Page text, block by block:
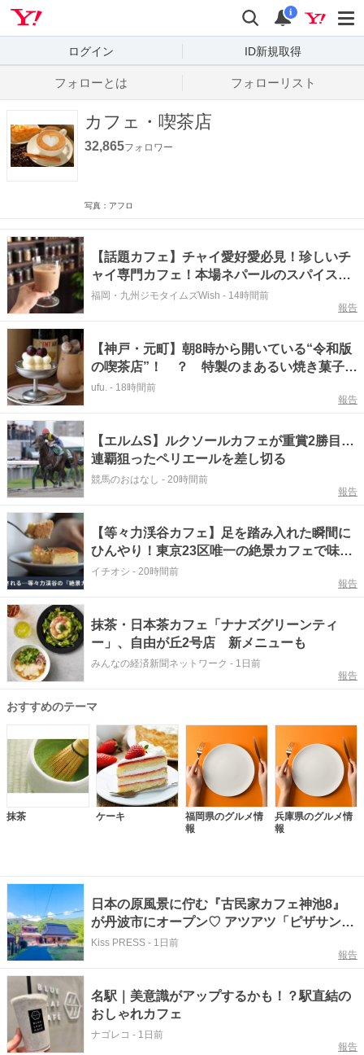
検索
通知
i
ログイン ID新規取得
フォローとは フォローリスト
カフェ・喫茶店
32,865フォロワー
写真：アフロ
【話題カフェ】チャイ愛好愛必見！珍しいチ
ャイ専門カフェ！本場ネパールのスパイスが
香る『THE AU』がリニューアルオープン
福岡・九州ジモタイムズWish - 14時間前
報告
【神戸・元町】朝8時から開いている“令和版
の喫茶店”！ ？ 特製のまあるい焼き菓子が
色んなお菓子に変身する「Rond sucre
ufu. - 18時間前
報告
【エルムS】ルクソールカフェが重賞2勝目…
連覇狙ったペリエールを差し切る
競馬のおはなし - 20時間前
報告
【等々力渓谷カフェ】足を踏み入れた瞬間に
ひんやり！東京23区唯一の絶景カフェで味わ
える本格コーヒー
イチオシ - 20時間前
報告
抹茶・日本茶カフェ「ナナズグリーンティ
ー」、自由が丘2号店 新メニューも
みんなの経済新聞ネットワーク - 1日前
報告
おすすめのテーマ
抹茶 ケーキ
福岡県のグルメ情
報
兵庫県のグルメ情
報
日本の原風景に佇む『古民家カフェ神池8』
が丹波市にオープン♡ アツアツ「ピザサン
ド」を実食 丹波市
Kiss PRESS - 1日前
報告
名駅｜美意識がアップするかも！？駅直結の
おしゃれカフェ
ナゴレコ - 1日前
報告